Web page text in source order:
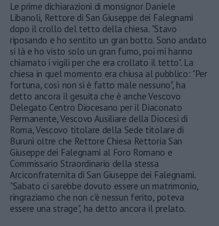
Le prime dichiarazioni di monsignor Daniele
Libanoli, Rettore di San Giuseppe dei Falegnami
dopo il crollo del tetto della chiesa. "Stavo
riposando e ho sentito un gran botto. Sono andato
si là e ho visto solo un gran fumo, poi mi hanno
chiamato i vigili per che era crollato il tetto". La
chiesa in quel momento era chiusa al pubblico: "Per
fortuna, così non si è fatto male nessuno", ha
detto ancora il gesuita che è anche Vescovo
Delegato Centro Diocesano per il Diaconato
Permanente, Vescovo Ausiliare della Diocesi di
Roma, Vescovo titolare della Sede titolare di
Buruni oltre che Rettore Chiesa Rettoria San
Giuseppe dei Falegnami al Foro Romano e
Commissario Straordinario della stessa
Arciconfraternita di San Giuseppe dei Falegnami.
"Sabato ci sarebbe dovuto essere un matrimonio,
ringraziamo che non c'è nessun ferito, poteva
essere una strage", ha detto ancora il prelato.